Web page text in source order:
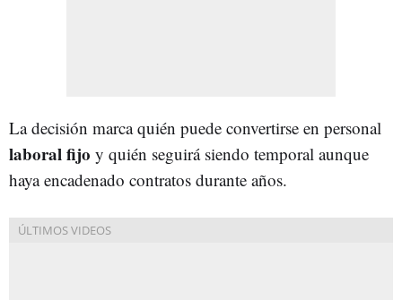
La decisión marca quién puede convertirse en personal
laboral fijo y quién seguirá siendo temporal aunque
haya encadenado contratos durante años.